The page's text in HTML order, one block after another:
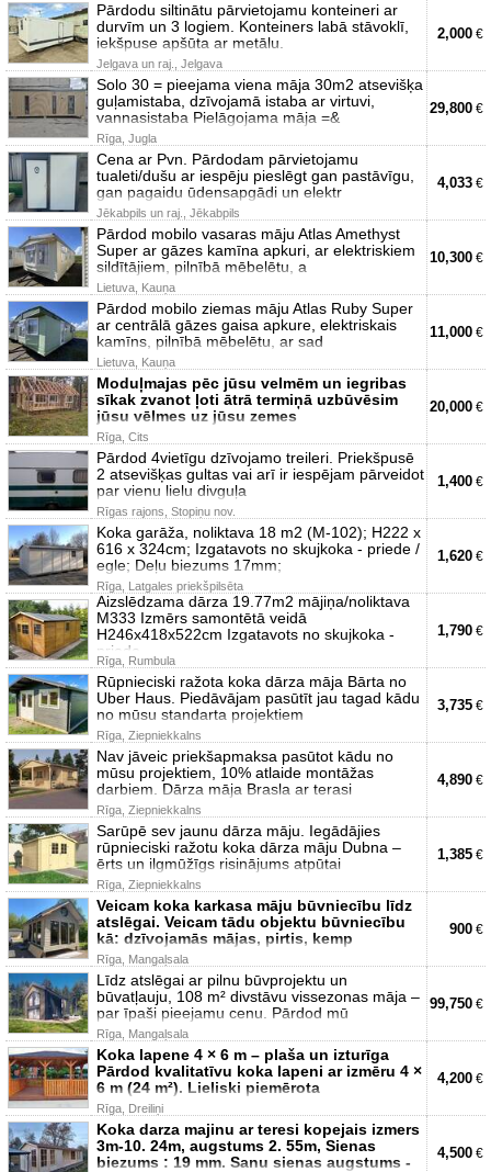
Pārdodu siltinātu pārvietojamu konteineri ar
durvīm un 3 logiem. Konteiners labā stāvoklī,
iekšpuse apšūta ar metālu.
Jelgava un raj., Jelgava
2,000 €
Solo 30 = pieejama viena māja 30m2 atsevišķa
guļamistaba, dzīvojamā istaba ar virtuvi,
vannasistaba Pielāgojama māja =&
Rīga, Jugla
29,800 €
Cena ar Pvn. Pārdodam pārvietojamu
tualeti/dušu ar iespēju pieslēgt gan pastāvīgu,
gan pagaidu ūdensapgādi un elektr
Jēkabpils un raj., Jēkabpils
4,033 €
Pārdod mobilo vasaras māju Atlas Amethyst
Super ar gāzes kamīna apkuri, ar elektriskiem
sildītājiem, pilnībā mēbelētu, a
Lietuva, Kauņa
10,300 €
Pārdod mobilo ziemas māju Atlas Ruby Super
ar centrālā gāzes gaisa apkure, elektriskais
kamīns, pilnībā mēbelētu, ar sad
Lietuva, Kauņa
11,000 €
Moduļmajas pēc jūsu velmēm un iegribas
sīkak zvanot ļoti ātrā termiņā uzbūvēsim
jūsu vēlmes uz jūsu zemes
Rīga, Cits
20,000 €
Pārdod 4vietīgu dzīvojamo treileri. Priekšpusē
2 atsevišķas gultas vai arī ir iespējam pārveidot
par vienu lielu divguļa
Rīgas rajons, Stopiņu nov.
1,400 €
Koka garāža, noliktava 18 m2 (M-102); H222 x
616 x 324cm; Izgatavots no skujkoka - priede /
egle; Deļu biezums 17mm;
Rīga, Latgales priekšpilsēta
1,620 €
Aizslēdzama dārza 19.77m2 mājiņa/noliktava
M333 Izmērs samontētā veidā
H246x418x522cm Izgatavots no skujkoka -
priede
Rīga, Rumbula
1,790 €
Rūpnieciski ražota koka dārza māja Bārta no
Uber Haus. Piedāvājam pasūtīt jau tagad kādu
no mūsu standarta projektiem
Rīga, Ziepniekkalns
3,735 €
Nav jāveic priekšapmaksa pasūtot kādu no
mūsu projektiem, 10% atlaide montāžas
darbiem. Dārza māja Brasla ar terasi
Rīga, Ziepniekkalns
4,890 €
Sarūpē sev jaunu dārza māju. Iegādājies
rūpnieciski ražotu koka dārza māju Dubna –
ērts un ilgmūžīgs risinājums atpūtai
Rīga, Ziepniekkalns
1,385 €
Veicam koka karkasa māju būvniecību līdz
atslēgai. Veicam tādu objektu būvniecību
kā: dzīvojamās mājas, pirtis, kemp
Rīga, Mangaļsala
900 €
Līdz atslēgai ar pilnu būvprojektu un
būvatļauju, 108 m² divstāvu vissezonas māja –
par īpaši pieejamu cenu. Pārdod mū
Rīga, Mangaļsala
99,750 €
Koka lapene 4 × 6 m – plaša un izturīga
Pārdod kvalitatīvu koka lapeni ar izmēru 4 ×
6 m (24 m²). Lieliski piemērota
Rīga, Dreiliņi
4,200 €
Koka darza majinu ar teresi kopejais izmers
3m-10. 24m, augstums 2. 55m, Sienas
biezums : 19 mm. Sanu sienas augstums -
4,500 €